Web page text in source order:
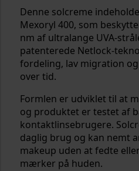
Denne solcreme
Mexoryl 400, som
nm af ultralange UVA-
patenterede Netlock-
fordeling, lav migration
over tid.
Formlen er udviklet til at
og produktet er testet af
kontaktlinsebrugere.
daglig brug og kan nemt
makeup uden at fedte
mærker på huden.